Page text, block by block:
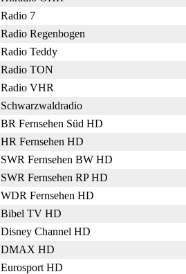
Radio 7
Radio Regenbogen
Radio Teddy
Radio TON
Radio VHR
Schwarzwaldradio
BR Fernsehen Süd HD
HR Fernsehen HD
SWR Fernsehen BW HD
SWR Fernsehen RP HD
WDR Fernsehen HD
Bibel TV HD
Disney Channel HD
DMAX HD
Eurosport HD